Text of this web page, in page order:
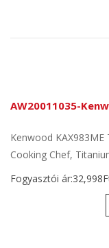
AW20011035-
Kenwood
Cooking Chef,
Fogyasztói